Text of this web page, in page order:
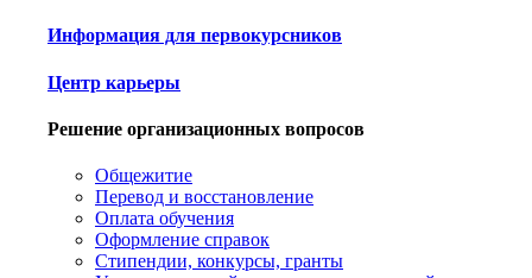
Информация для первокурсников
Центр карьеры
Решение организационных вопросов
Общежитие
Перевод и восстановление
Оплата обучения
Оформление справок
Стипендии, конкурсы, гранты